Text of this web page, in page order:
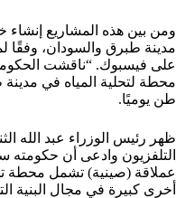
ومن بين هذه المشاريع إنشاء
مدينة طبرق والسودان، وفقًا
على فيسبوك. “ناقشت
طن يوميًا.
ظهر رئيس الوزراء عبد الله
التلفزيون وادعى أن حكومته
أخرى كبيرة في مجال البنية